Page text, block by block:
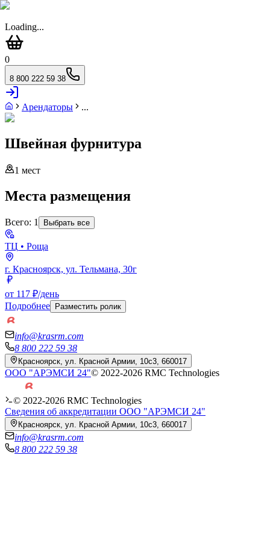
Loading...
0
8 800 222 59 38
Арендаторы ...
Швейная фурнитура
1 мест
Места размещения
Всего: 1 Выбрать все
ТЦ • Роща
г. Красноярск, ул. Тельмана, 30г
от 117 ₽/день
Подробнее Разместить ролик
info@krasrm.com
8 800 222 59 38
Красноярск, ул. Красной Армии, 10с3, 660017
ООО "АРЭМСИ 24"© 2022-2026 RMC Technologies
© 2022-2026 RMC Technologies
Сведения об аккредитации ООО "АРЭМСИ 24"
Красноярск, ул. Красной Армии, 10с3, 660017
info@krasrm.com
8 800 222 59 38